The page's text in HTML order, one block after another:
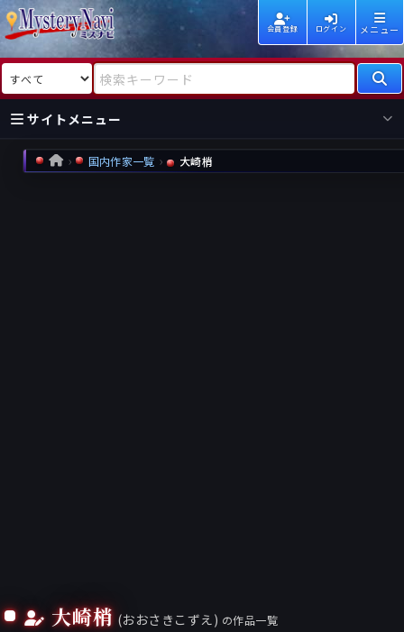
会員登録 ログイン メニュー
検索対象 検索キーワード
サイトメニュー
国内
海外
HOME 国内作家一覧 大崎梢
大崎梢 (おおさきこずえ) の作品一覧